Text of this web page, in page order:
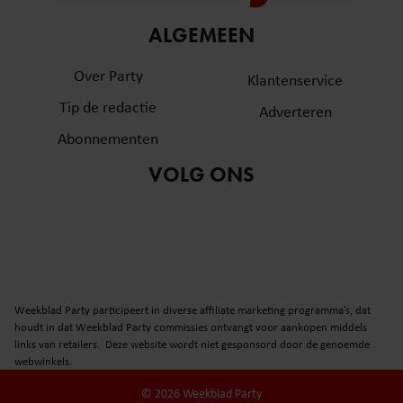
partners voor social media, adverteren en analyse. Deze
informatie die u aan ze heeft verstrekt of die ze hebben
verzameld op basis van uw gebruik van hun services. U
gebruiken.
ALGEMEEN
Over Party
Tip de redactie
Abonnementen
Klantenservice
Adverteren
VOLG ONS
Weekblad Party participeert in diverse affiliate marketing programma’s, dat
houdt in dat Weekblad Party commissies ontvangt voor aankopen middels
links van retailers. Deze website wordt niet gesponsord door de genoemde
webwinkels.
© 2026 Weekblad Party